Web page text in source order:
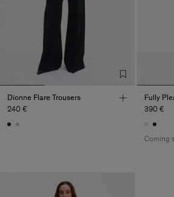
Dionne Flare Trousers
240 €
Fully
390 €
Coming